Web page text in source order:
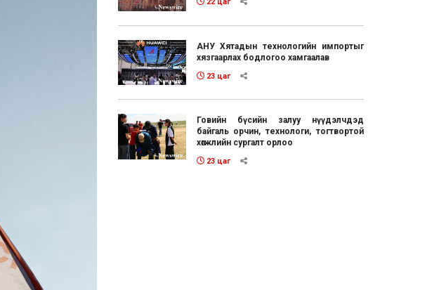
22 цаг
АНУ Хятадын технологийн импортыг
хязгаарлах бодлогоо хамгаалав
23 цаг
Говийн бүсийн залуу нүүдэлчдэд
байгаль орчин, технологи, тогтвортой
хөгжлийн сургалт орлоо
23 цаг